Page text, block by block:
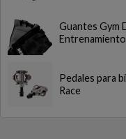
Guantes Gym
Pedales para
Race